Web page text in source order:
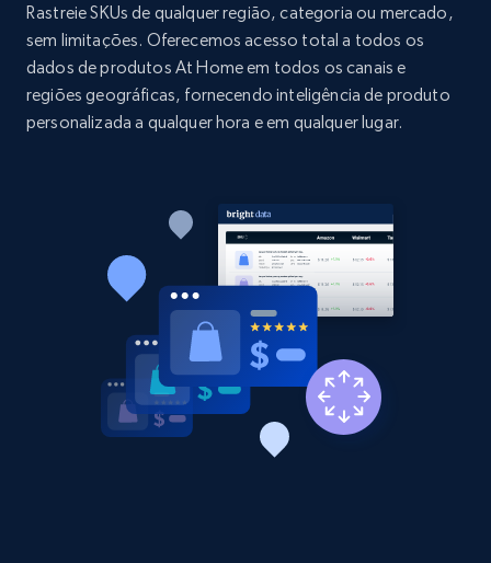
price, and more.
1.9K+ 323+ Comece agora
URL, Product id, Listing inventory id, Title, Rating,
Reviews count shop, Reviews count item, Initial
price, and more.
1.9K+ 323+ Comece agora
Etsy - Collects data from shop's URL
Rastreie SKUs de qualquer região, categoria ou mercado,
sem limitações. Oferecemos acesso total a todos os
dados de produtos At Home em todos os canais e
regiões geográficas, fornecendo inteligência de produto
personalizada a qualquer hora e em qualquer lugar.